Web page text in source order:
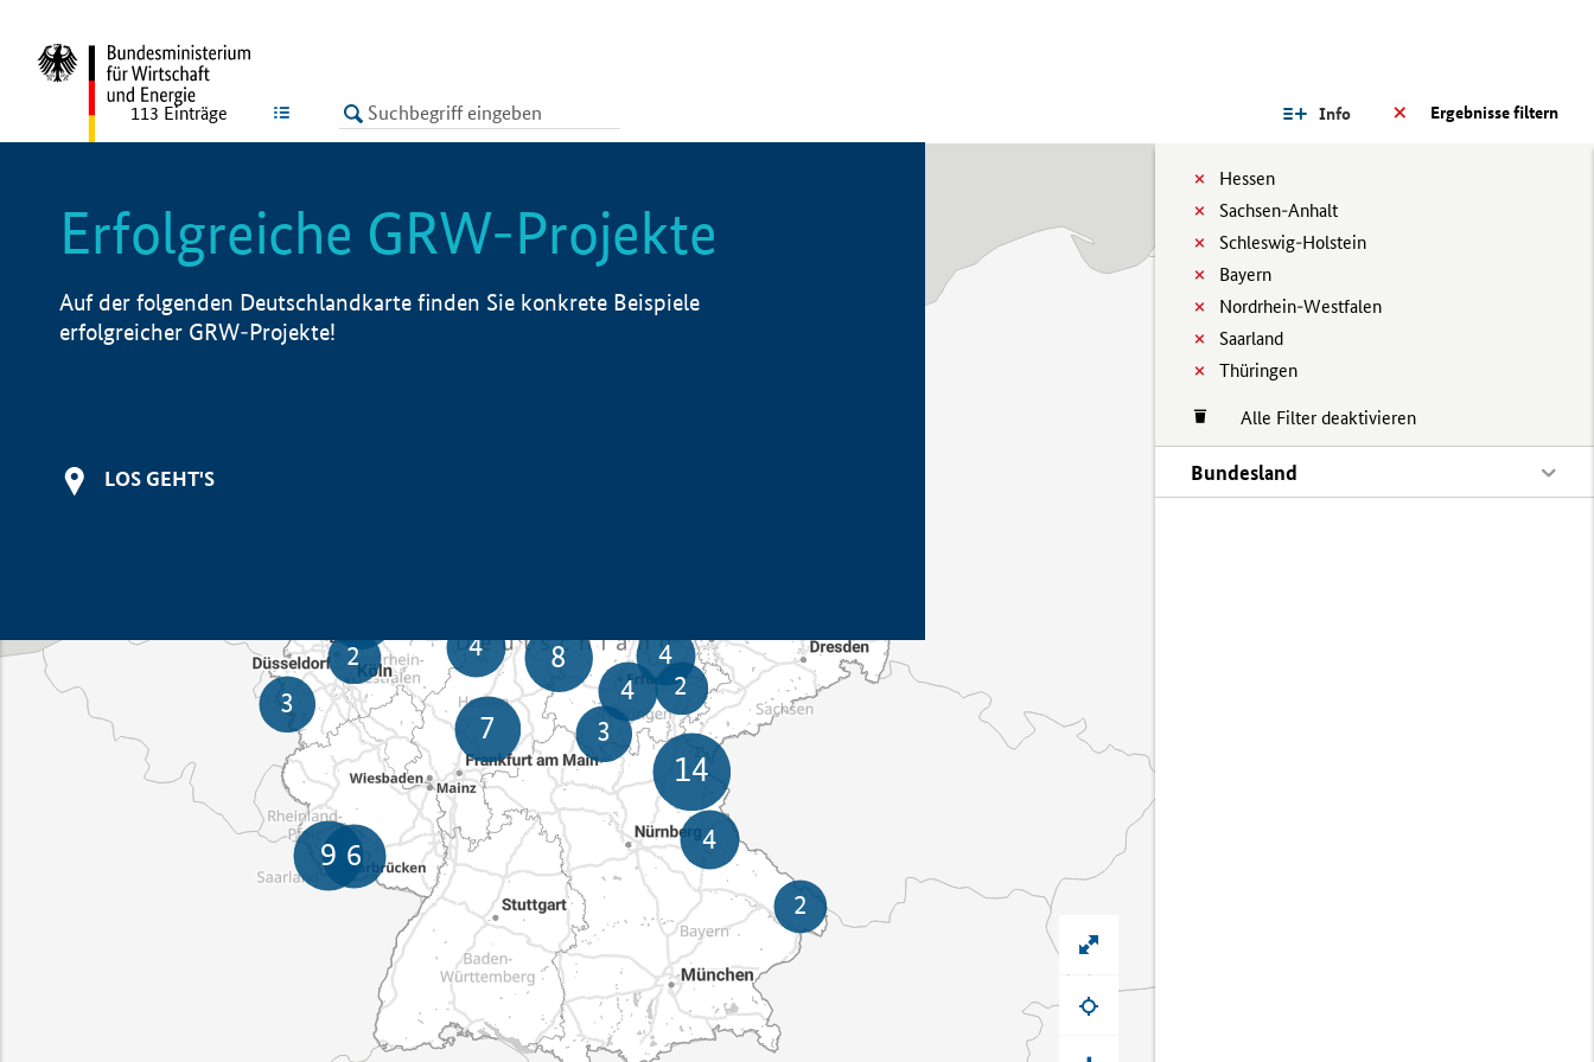
LISTE Ergebnisse filtern
Info
Hessen
Sachsen-Anhalt
Schleswig-Holstein
Bayern
Nordrhein-Westfalen
Saarland
Thüringen
Alle Filter deaktivieren
Bundesland
113 Einträge
Erfolgreiche GRW-Projekte
Auf der folgenden Deutschlandkarte finden Sie konkrete Beispiele
erfolgreicher GRW-Projekte!
LOS GEHT'S